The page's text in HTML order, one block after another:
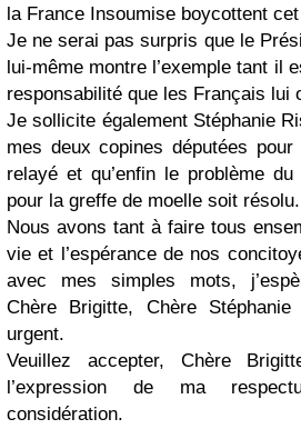
la France Insoumise boycottent
Je ne serai pas surpris que le
lui-même montre l’exemple tant il
responsabilité que les Français lui
Je sollicite également Stéphanie
mes deux copines députées
relayé et qu’enfin le problème
pour la greffe de moelle soit résolu.
Nous avons tant à faire tous
vie et l’espérance de nos
avec mes simples mots,
Chère Brigitte, Chère
urgent.
Veuillez accepter, Chère
l’expression de ma
considération.